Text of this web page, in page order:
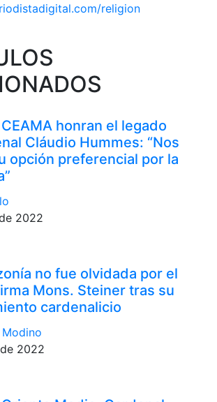
religion
CEAMA honran el legado
Cláudio Hummes: “Nos
opción preferencial por la
2022
no fue olvidada por el
Mons. Steiner tras su
cardenalicio
de 2022